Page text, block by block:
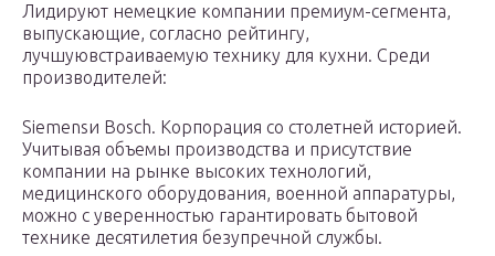
Лидируют немецкие компании премиум-сегмента,
выпускающие, согласно рейтингу,
лучшуювстраиваемую технику для кухни. Среди
производителей:
Siemensи Bosch. Корпорация со столетней историей.
Учитывая объемы производства и присутствие
компании на рынке высоких технологий,
медицинского оборудования, военной аппаратуры,
можно с уверенностью гарантировать бытовой
технике десятилетия безупречной службы.